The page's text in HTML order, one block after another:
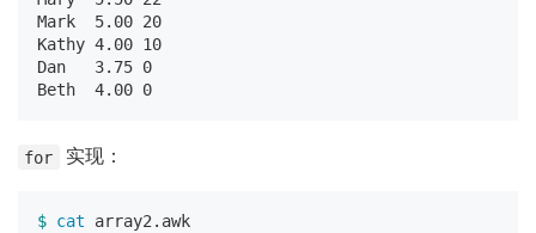
Mark  5.00 20
Kathy 4.00 10
Dan   3.75 0
for 实现：
$ cat array2.awk